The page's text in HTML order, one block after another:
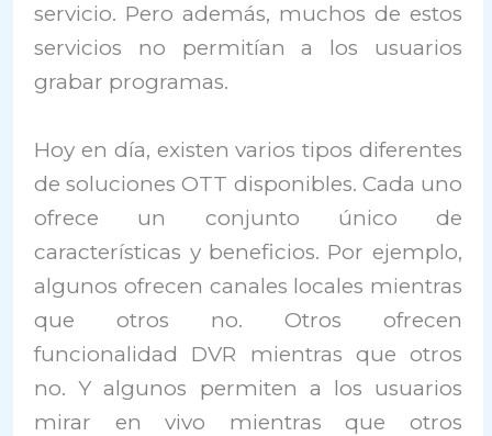
servicio. Pero además, muchos de estos
servicios no permitían a los usuarios
grabar programas.
Hoy en día, existen varios tipos diferentes
de soluciones OTT disponibles. Cada uno
ofrece un conjunto único de
características y beneficios. Por ejemplo,
algunos ofrecen canales locales mientras
que otros no. Otros ofrecen
funcionalidad DVR mientras que otros
no. Y algunos permiten a los usuarios
mirar en vivo mientras que otros